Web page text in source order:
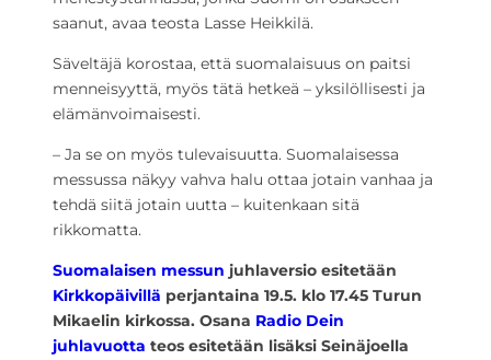
saanut, avaa teosta Lasse Heikkilä.
Säveltäjä korostaa, että suomalaisuus on paitsi
menneisyyttä, myös tätä hetkeä – yksilöllisesti ja
elämänvoimaisesti.
– Ja se on myös tulevaisuutta. Suomalaisessa
messussa näkyy vahva halu ottaa jotain vanhaa ja
tehdä siitä jotain uutta – kuitenkaan sitä
rikkomatta.
Suomalaisen messun juhlaversio esitetään
Kirkkopäivillä perjantaina 19.5. klo 17.45 Turun
Mikaelin kirkossa. Osana Radio Dein
juhlavuotta teos esitetään lisäksi Seinäjoella